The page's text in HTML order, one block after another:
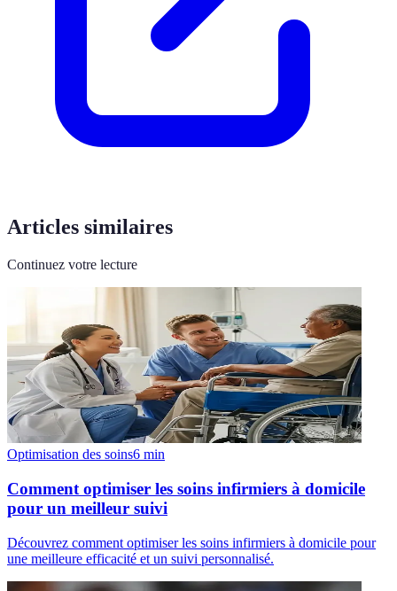
Articles similaires
Continuez votre lecture
Optimisation des soins6 min
Comment optimiser les soins infirmiers à domicile
pour un meilleur suivi
Découvrez comment optimiser les soins infirmiers à domicile pour
une meilleure efficacité et un suivi personnalisé.